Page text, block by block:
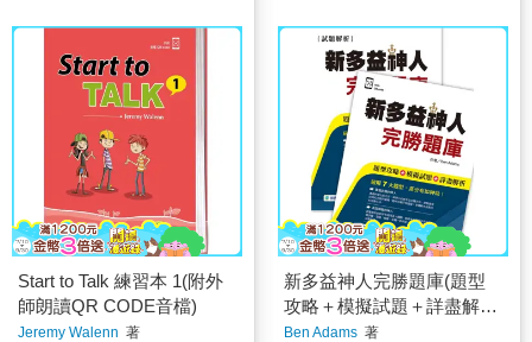
Start to Talk 練習本 1(附外
師朗讀QR CODE音檔)
Jeremy Walenn 著
新多益神人完勝題庫(題型
攻略＋模擬試題＋詳盡解析
＋QR CODE音檔)
Ben Adams 著